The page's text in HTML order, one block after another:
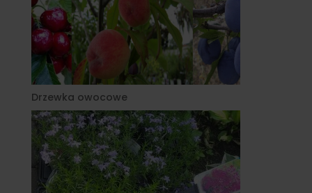
Drzewka owocowe